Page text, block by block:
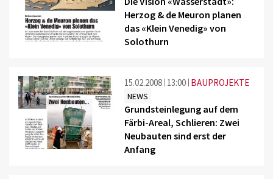
Herzog & de Meuron planen
das «Klein Venedig» von
Solothurn
15.02.2008 13:00 BAUPROJEKTE
NEWS
Grundsteinlegung auf dem
Färbi-Areal, Schlieren: Zwei
Neubauten sind erst der
Anfang